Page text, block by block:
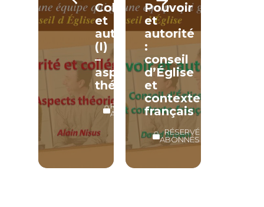
Collégialité
et
autorité
(I)
–
aspects
théoriques
RÉSERVÉ
ABONNÉS
Pouvoir
et
autorité
:
conseil
d’Église
et
contexte
français
RÉSERVÉ
ABONNÉS